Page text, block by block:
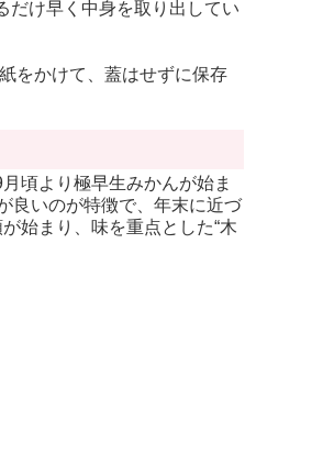
だけ早く中身を取り出してい
をかけて、蓋はせずに保存
頃より極早生みかんが始ま
良いのが特徴で、年末に近づ
始まり、味を重点とした“木